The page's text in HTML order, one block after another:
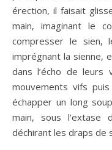
érection, il faisait
main, imaginant le
compresser le sien,
imprégnant la sienne,
dans l’écho de leurs
mouvements vifs
échapper un long
main, sous l’extase
déchirant les draps de